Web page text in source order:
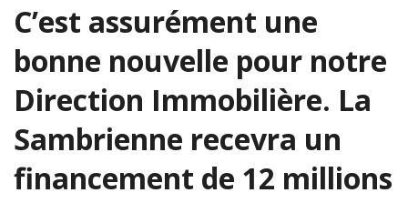
C’est assurément une
bonne nouvelle pour notre
Direction Immobilière. La
Sambrienne recevra un
financement de 12 millions